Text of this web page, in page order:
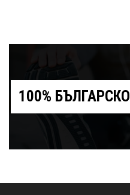
100% БЪЛГАРСКО